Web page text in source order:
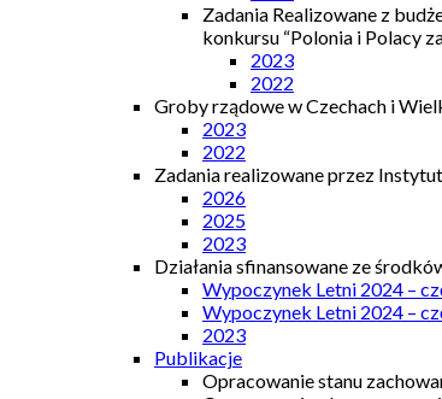
Zadania Realizowane z
konkursu “Polonia i Polacy
2023
2022
Groby rządowe w Czechach i
2023
2022
Zadania realizowane przez
2026
2025
2023
Działania sfinansowane ze
Wypoczynek Letni 2024 –
Wypoczynek Letni 2024 –
2023
Publikacje
Opracowanie stanu